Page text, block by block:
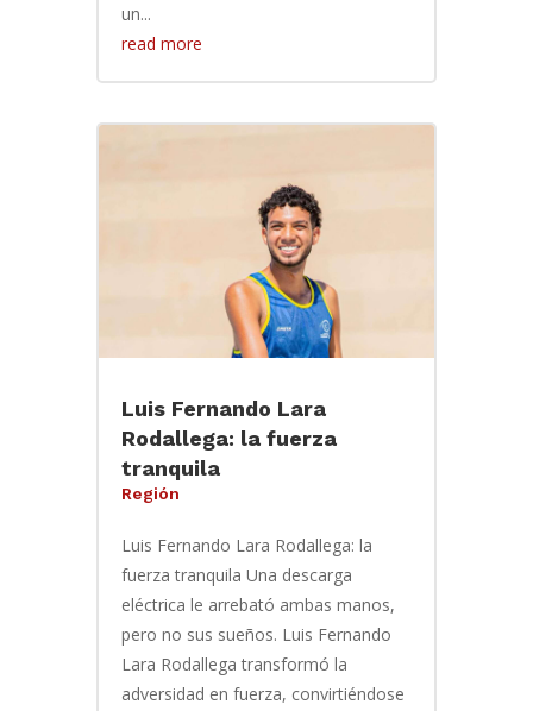
un...
read more
Luis Fernando Lara
Rodallega: la fuerza
tranquila
Región
Luis Fernando Lara Rodallega: la
fuerza tranquila Una descarga
eléctrica le arrebató ambas manos,
pero no sus sueños. Luis Fernando
Lara Rodallega transformó la
adversidad en fuerza, convirtiéndose